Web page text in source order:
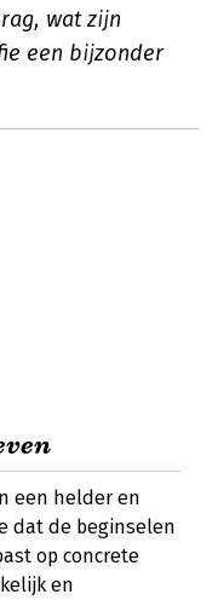
wat zijn
een bijzonder
een helder en
dat de beginselen
op concrete
en